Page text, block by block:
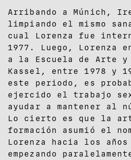
Arribando a Múnich,
limpiando el mismo
cual Lorenza fue
1977. Luego, Lorenza
a la Escuela de Arte y
Kassel, entre 1978 y
este periodo, es
ejercido el trabajo
ayudar a mantener al
Lo cierto es que la
formación asumió el
Lorenza hacia los años
empezando